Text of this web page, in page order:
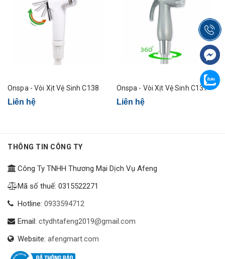
Onspa - Vòi Xịt Vệ Sinh C138
Liên hệ
Onspa - Vòi Xịt Vệ Sinh C137
Liên hệ
THÔNG TIN CÔNG TY
Công Ty TNHH Thương Mại Dịch Vụ Afeng
Mã số thuế: 0315522271
Hotline: 0933594712
Email: ctydhtafeng2019@gmail.com
Website: afengmart.com